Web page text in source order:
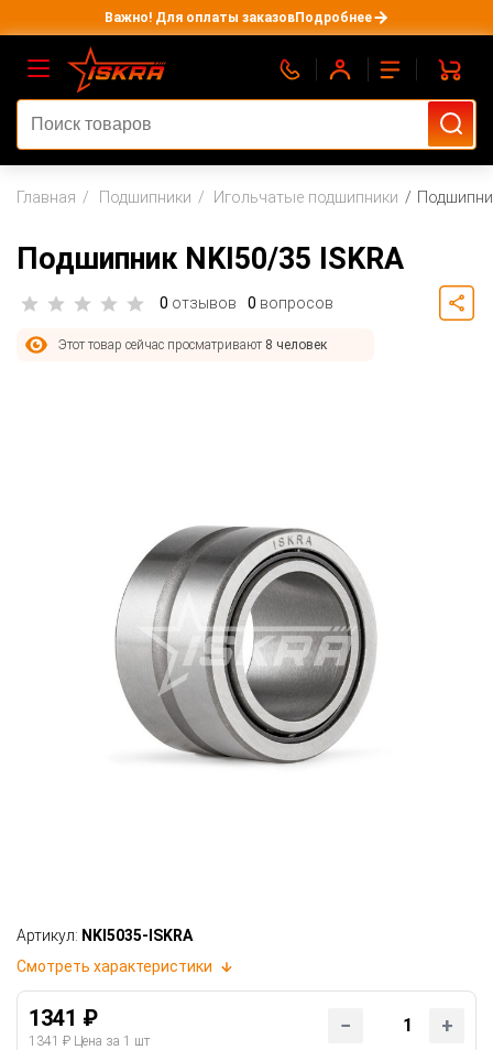
Важно! Для оплаты заказовПодробнее
Главная Подшипники Игольчатые подшипники
Подшипник NKI50/35 ISKRA
0 отзывов 0 вопросов
Этот товар сейчас просматривают 8 человек
Артикул: NKI5035-ISKRA
Смотреть характеристики
1341 ₽
1341 ₽ Цена за 1 шт